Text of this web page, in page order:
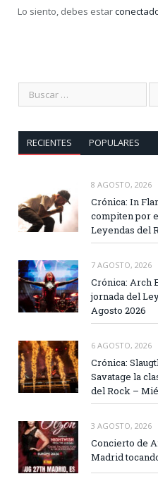
Lo siento, debes estar
RECIENTES POPULARES
8 AGOSTO, 2026
Crónica: In
compiten por
Leyendas del
7 AGOSTO, 2026
Crónica: Arch
jornada del
Agosto 2026
6 AGOSTO, 2026
Crónica:
Savatage la
del Rock –
3 AGOSTO, 2026
Concierto de
Madrid